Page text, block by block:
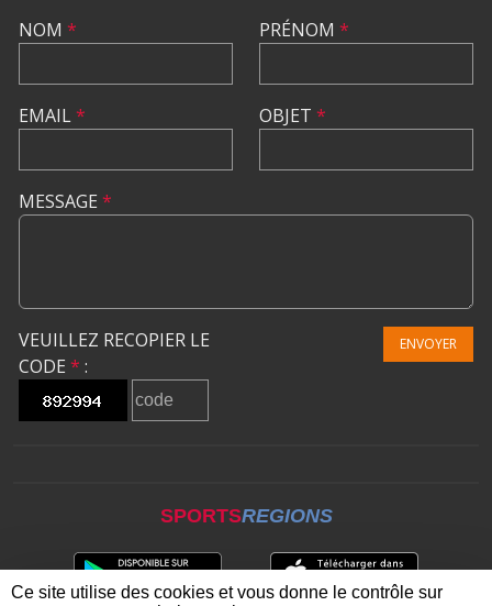
NOM *
EMAIL*
PRÉNOM *
OBJET *
MESSAGE *
VEUILLEZ RECOPIER LE
CODE * :
ENVOYER
SPORTSREGIONS
Ce site utilise des cookies et vous donne le contrôle sur